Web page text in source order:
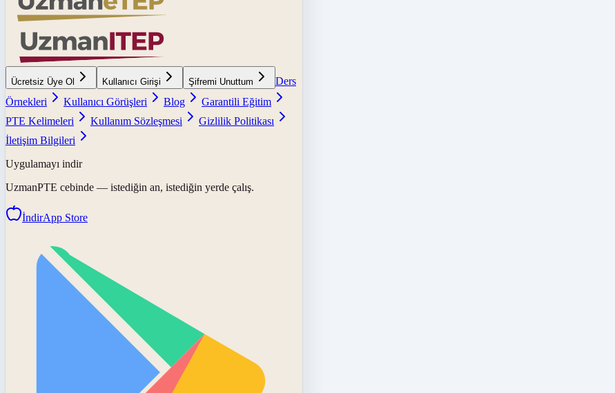
Ücretsiz Üye Ol Kullanıcı Girişi Şifremi Unuttum
Ders
Örnekleri
Kullanıcı Görüşleri Blog
Garantili Eğitim
PTE Kelimeleri
Kullanım Sözleşmesi
Gizlilik Politikası
İletişim Bilgileri
Uygulamayı indir
UzmanPTE cebinde — istediğin an, istediğin yerde çalış.
İndirApp Store